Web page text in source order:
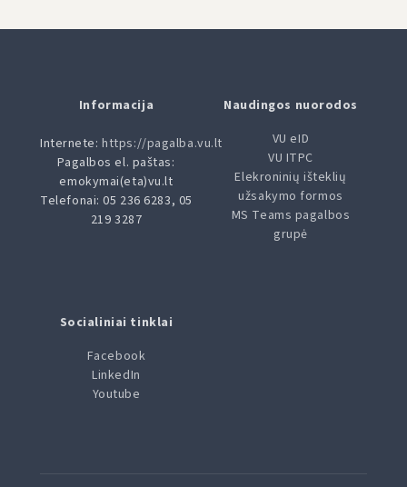
Informacija
Internete:https://pagalba.vu.lt
Pagalbos el. paštas:
emokymai(eta)vu.lt
Telefonai: 05 236 6283, 05
219 3287
Naudingos nuorodos
VU eID
VU ITPC
Elekroninių išteklių
užsakymo formos
MS Teams pagalbos
grupė
Socialiniai tinklai
Facebook
LinkedIn
Youtube